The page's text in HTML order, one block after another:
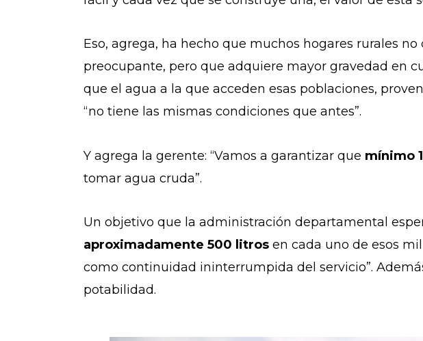
Eso, agrega, ha hecho que muchos hogares rurales
preocupante, pero que adquiere mayor gravedad en
que el agua a la que acceden esas poblaciones,
“no tiene las mismas condiciones que antes”.
Y agrega la gerente: “Vamos a garantizar que mínimo
tomar agua cruda”.
Un objetivo que la administración departamental
aproximadamente 500 litros en cada uno de esos
como continuidad ininterrumpida del servicio”.
potabilidad.